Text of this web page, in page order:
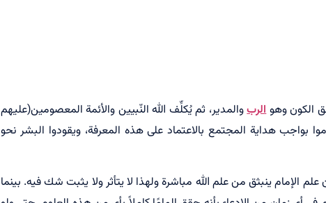
الكون وهوالربوالمدير، ثم يُكلِّف الله النّبيين والأئمة المعصومين(عليهم
بواجب هداية المجتمع بالاعتماد على هذه المعرفة، ويقودوا البشر نحو
الإمام ينبثق من علم الله مباشرة ولهذا لا يتأثر ولا يثبت شك فيه. بينما